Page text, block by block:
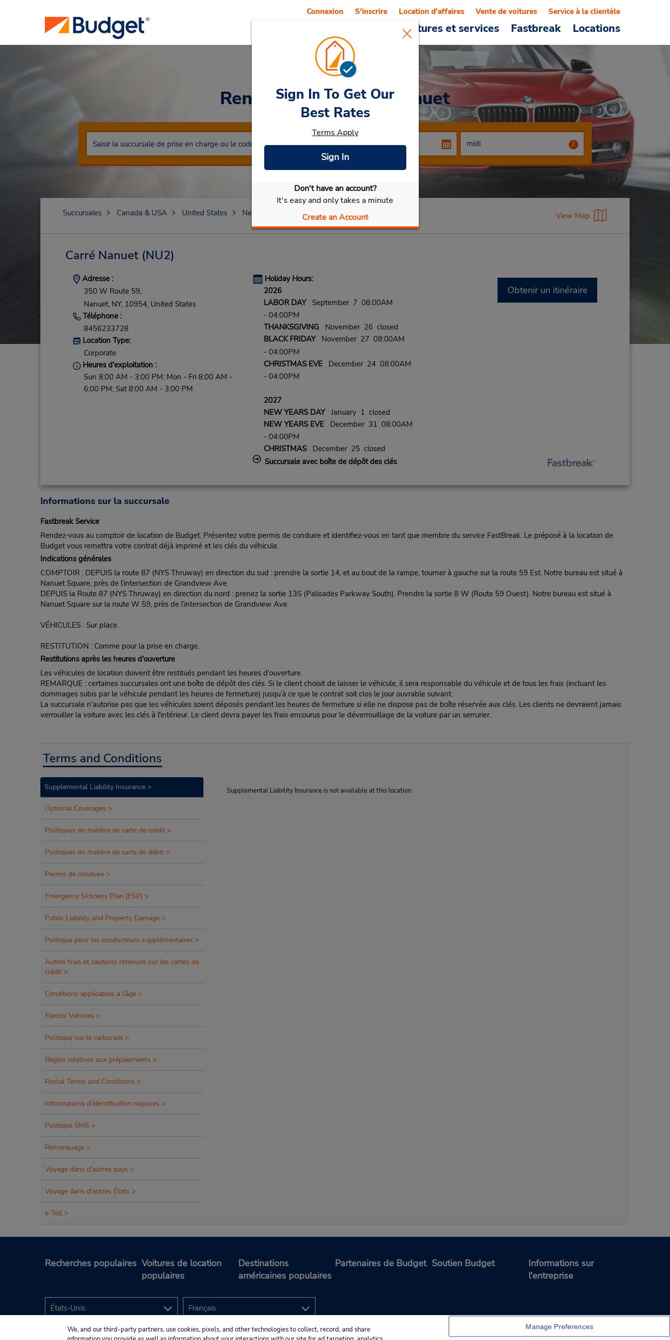
Voitures et services Fastbreak Locations
Connexion S'inscrire Location d'affaires Vente de voitures Service à la clientèle
Rent a Carat Carré Nanuet
Sélectionner ma voiture
Sign In To Get Our
Best Rates
Terms Apply
Sign In
Don't have an account?
It's easy and only takes a minute
Create an Account
Succursales Canada & USA United States New York Nanuet Carré Nanuet View Map
Carré Nanuet(NU2)
Adresse :
350 W Route 59,
Nanuet, NY, 10954, United States
Téléphone :
8456233728
Location Type:
Corporate
Heures d'exploitation :
Sun 8:00 AM - 3:00 PM; Mon - Fri 8:00 AM -
6:00 PM; Sat 8:00 AM - 3:00 PM
Holiday Hours:
2026
LABOR DAYSeptember 7 08:00AM
- 04:00PM
THANKSGIVINGNovember 26 closed
BLACK FRIDAYNovember 27 08:00AM
- 04:00PM
CHRISTMAS EVEDecember 24 08:00AM
- 04:00PM
2027
NEW YEARS DAYJanuary 1 closed
NEW YEARS EVEDecember 31 08:00AM
- 04:00PM
CHRISTMASDecember 25 closed
Succursale avec boîte de dépôt des clés
Obtenir un itinéraire
Informations sur la succursale
Fastbreak Service
Rendez-vous au comptoir de location de Budget. Présentez votre permis de conduire et identifiez-vous en tant que membre du service FastBreak. Le préposé à la location de
Budget vous remettra votre contrat déjà imprimé et les clés du véhicule.
Indications générales
COMPTOIR : DEPUIS la route 87 (NYS Thruway) en direction du sud : prendre la sortie 14, et au bout de la rampe, tourner à gauche sur la route 59 Est. Notre bureau est situé à
Nanuet Square, près de l’intersection de Grandview Ave.
DEPUIS la Route 87 (NYS Thruway) en direction du nord : prenez la sortie 13S (Palisades Parkway South). Prendre la sortie 8 W (Route 59 Ouest). Notre bureau est situé à
Nanuet Square sur la route W 59, près de l’intersection de Grandview Ave.
VÉHICULES : Sur place.
RESTITUTION : Comme pour la prise en charge.
Restitutions après les heures d'ouverture
Les véhicules de location doivent être restitués pendant les heures d'ouverture.
REMARQUE : certaines succursales ont une boîte de dépôt des clés. Si le client choisit de laisser le véhicule, il sera responsable du véhicule et de tous les frais (incluant les
dommages subis par le véhicule pendant les heures de fermeture) jusqu’à ce que le contrat soit clos le jour ouvrable suivant.
La succursale n'autorise pas que les véhicules soient déposés pendant les heures de fermeture si elle ne dispose pas de boîte réservée aux clés. Les clients ne devraient jamais
verrouiller la voiture avec les clés à l'intérieur. Le client devra payer les frais encourus pour le déverrouillage de la voiture par un serrurier.
Terms and Conditions
Supplemental Liability Insurance >
Optional Coverages >
Politiques en matière de carte de crédit >
Politiques en matière de carte de débit >
Permis de conduire >
Emergency Sickness Plan (ESP) >
Public Liability and Property Damage >
Politique pour les conducteurs supplémentaires >
Autres frais et cautions retenues sur les cartes de
crédit >
Conditions applicables à l’âge >
Electric Vehicles >
Politique sur le carburant >
Règles relatives aux prépaiements >
Rental Terms and Conditions >
Informations d’identification requises >
Politique SMS >
Remorquage >
Voyage dans d'autres pays >
Voyage dans d'autres États >
e-Toll >
Supplemental Liability Insurance is not available at this location.
Recherches populaires Voitures de location
populaires
Destinations
américaines populaires
Partenaires de Budget Soutien Budget
Informations sur
l'entreprise
We, and our third-party partners, use cookies, pixels, and other technologies to collect, record, and share
Manage Preferences